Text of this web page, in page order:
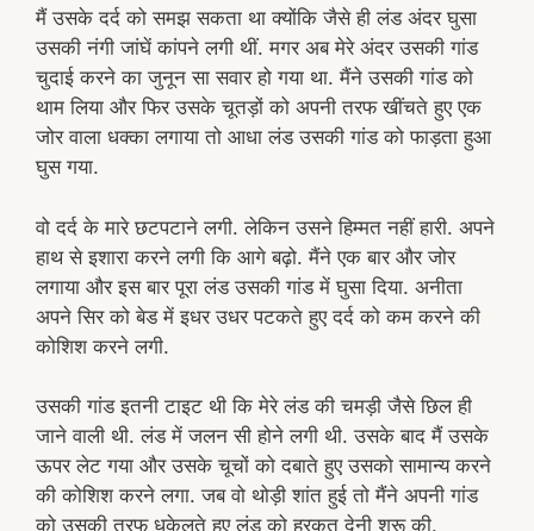
मैं उसके दर्द को समझ सकता था क्योंकि जैसे ही लंड अंदर घुसा
उसकी नंगी जांघें कांपने लगी थीं. मगर अब मेरे अंदर उसकी गांड
चुदाई करने का जुनून सा सवार हो गया था. मैंने उसकी गांड को
थाम लिया और फिर उसके चूतड़ों को अपनी तरफ खींचते हुए एक
जोर वाला धक्का लगाया तो आधा लंड उसकी गांड को फाड़ता हुआ
घुस गया.
वो दर्द के मारे छटपटाने लगी. लेकिन उसने हिम्मत नहीं हारी. अपने
हाथ से इशारा करने लगी कि आगे बढ़ो. मैंने एक बार और जोर
लगाया और इस बार पूरा लंड उसकी गांड में घुसा दिया. अनीता
अपने सिर को बेड में इधर उधर पटकते हुए दर्द को कम करने की
कोशिश करने लगी.
उसकी गांड इतनी टाइट थी कि मेरे लंड की चमड़ी जैसे छिल ही
जाने वाली थी. लंड में जलन सी होने लगी थी. उसके बाद मैं उसके
ऊपर लेट गया और उसके चूचों को दबाते हुए उसको सामान्य करने
की कोशिश करने लगा. जब वो थोड़ी शांत हुई तो मैंने अपनी गांड
को उसकी तरफ धकेलते हुए लंड को हरकत देनी शुरू की.